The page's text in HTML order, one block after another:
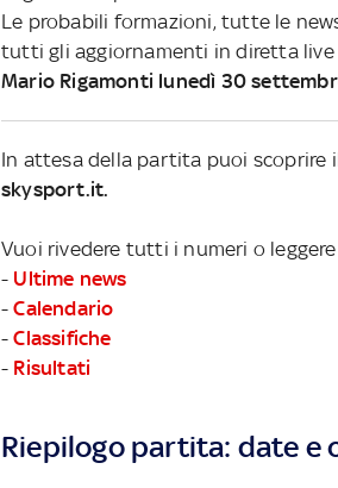
Le probabili formazioni, tutte le
tutti gli aggiornamenti in diretta
Mario Rigamonti lunedì 30
In attesa della partita puoi scoprire
skysport.it.
Vuoi rivedere tutti i numeri o
- Ultime news
-Calendario
-Classifiche
- Risultati
Riepilogo partita: date e